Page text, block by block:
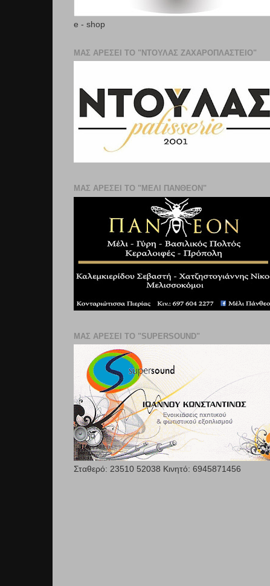
e - shop
ΜΑΣ ΑΡΕΣΕΙ ΤΟ "ΝΤΟΥΛΑΣ ΖΑΧΑΡΟΠΛΑΣΤΕΊΟ"
ΜΑΣ ΑΡΕΣΕΙ ΤΟ "ΜΕΛΙ ΠΑΝΘΕΟΝ"
ΜΑΣ ΑΡΕΣΕΙ ΤΟ "SUPERSOUND"
Σταθερό: 23510 52038 Κινητό: 6945871456